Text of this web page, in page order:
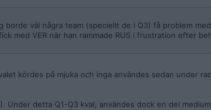
väl några team (speciellt de i Q3) få problem
med VER när han rammade RUS i frustration efter
kördes på mjuka och inga användes sedan under
Under detta Q1-Q3 kval, användes dock en del